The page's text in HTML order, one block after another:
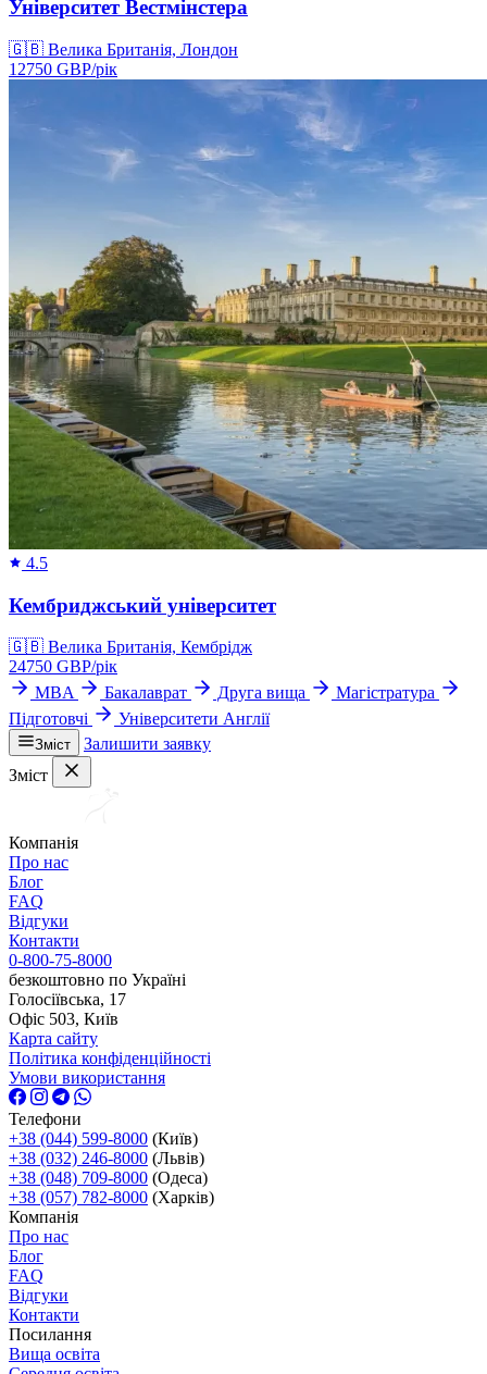
Університет Вестмінстера
🇬🇧 Велика Британія, Лондон
12750 GBP/рік
4.5
Кембриджський університет
🇬🇧 Велика Британія, Кембрідж
24750 GBP/рік
MBA
Бакалаврат Друга вища
Магістратура
Підготовчі
Університети Англії
Зміст
Залишити заявку
Зміст
Компанія
Про нас
Блог
FAQ
Відгуки
Контакти
0-800-75-8000
безкоштовно по Україні
Голосіївська, 17
Офіс 503, Київ
Карта сайту
Політика конфіденційності
Умови використання
Телефони
+38 (044) 599-8000 (Київ)
+38 (032) 246-8000 (Львів)
+38 (048) 709-8000 (Одеса)
+38 (057) 782-8000 (Харків)
Компанія
Про нас
Блог
FAQ
Відгуки
Контакти
Посилання
Вища освіта